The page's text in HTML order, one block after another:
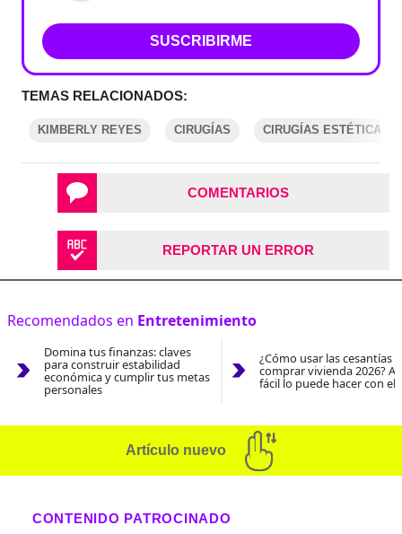
SUSCRIBIRME
TEMAS RELACIONADOS:
KIMBERLY REYES CIRUGÍAS CIRUGÍAS ESTÉTICAS
COMENTARIOS
REPORTAR UN ERROR
Recomendados en Entretenimiento
Domina tus finanzas: claves
para construir estabilidad
económica y cumplir tus metas
personales
¿Cómo usar las cesantías
comprar vivienda 2026?
fácil lo puede hacer con el
Artículo nuevo
CONTENIDO PATROCINADO